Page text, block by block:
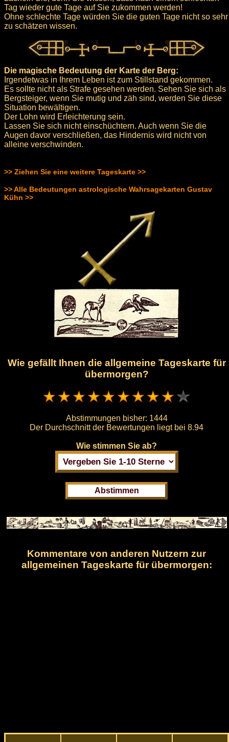
Tag wieder gute Tage auf Sie zukommen werden!
Ohne schlechte Tage würden Sie die guten Tage nicht so sehr
zu schätzen wissen.
Die magische Bedeutung der Karte der Berg:
Irgendetwas in Ihrem Leben ist zum Stillstand gekommen.
Es sollte nicht als Strafe gesehen werden. Sehen Sie sich als
Bergsteiger, wenn Sie mutig und zäh sind, werden Sie diese
Situation bewältigen.
Der Lohn wird Erleichterung sein.
Lassen Sie sich nicht einschüchtern. Auch wenn Sie die
Augen davor verschließen, das Hindernis wird nicht von
alleine verschwinden.
>> Ziehen Sie eine weitere Tageskarte >>
>> Alle Bedeutungen astrologische Wahrsagekarten Gustav
Kühn >>
Wie gefällt Ihnen die allgemeine Tageskarte für
übermorgen?
Abstimmungen bisher: 1444
Der Durchschnitt der Bewertungen liegt bei 8.94
Wie stimmen Sie ab?
Kommentare von anderen Nutzern zur
allgemeinen Tageskarte für übermorgen: